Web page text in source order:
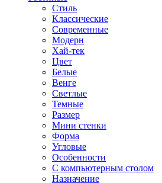
Стиль
Классические
Современные
Модерн
Хай-тек
Цвет
Белые
Венге
Светлые
Темные
Размер
Мини стенки
Форма
Угловые
Особенности
С компьютерным столом
Назначение